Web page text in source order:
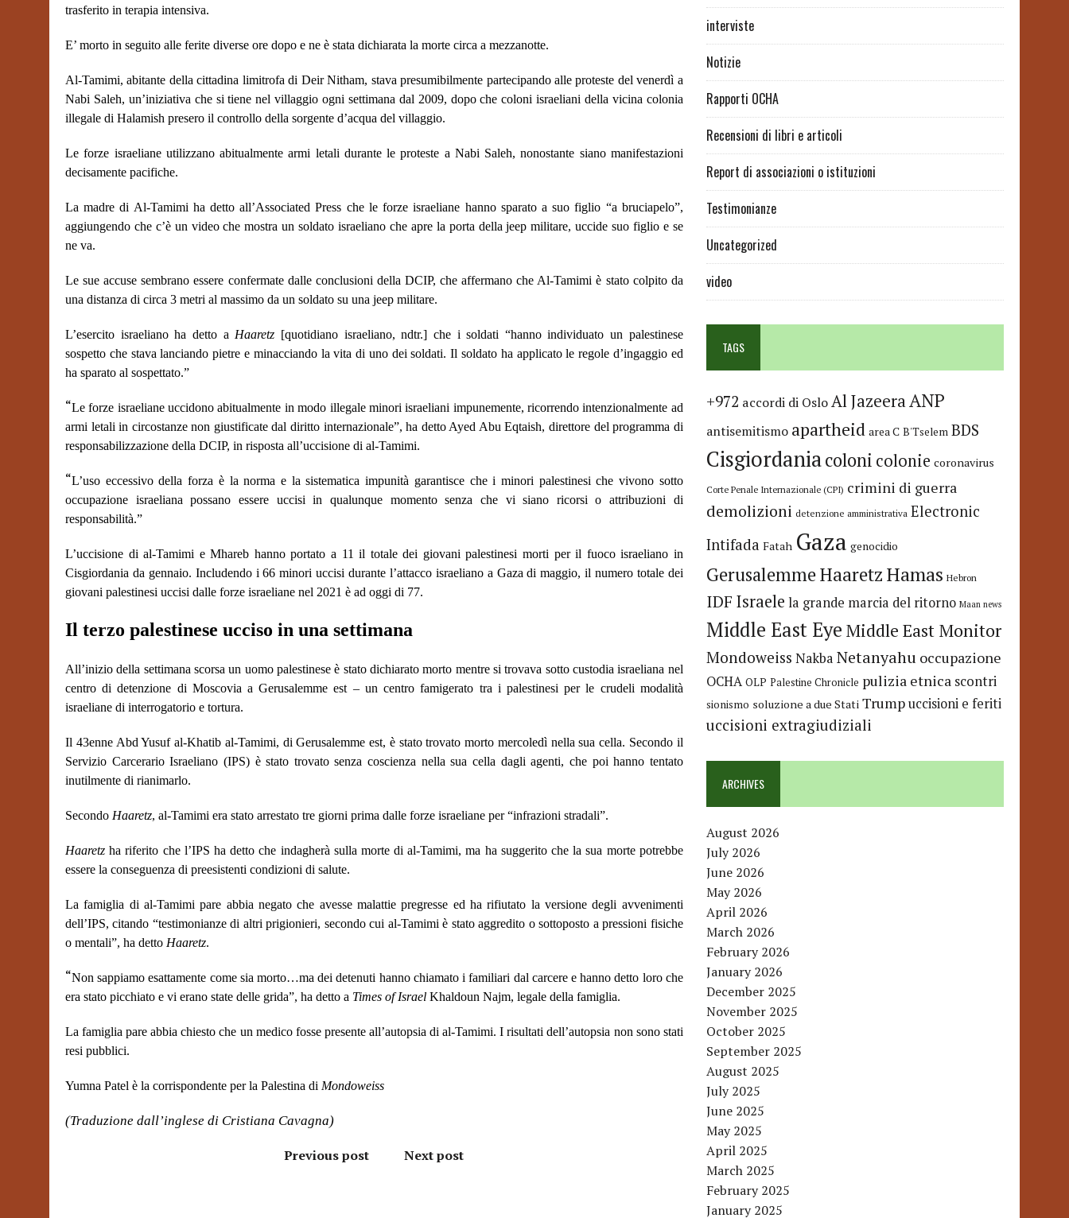
trasferito in terapia intensiva.
E’ morto in seguito alle ferite diverse ore dopo e ne è stata dichiarata la morte circa a mezzanotte.
Al-Tamimi, abitante della cittadina limitrofa di Deir Nitham, stava presumibilmente partecipando alle proteste del venerdì a
Nabi Saleh, un’iniziativa che si tiene nel villaggio ogni settimana dal 2009, dopo che coloni israeliani della vicina colonia
illegale di Halamish presero il controllo della sorgente d’acqua del villaggio.
Le forze israeliane utilizzano abitualmente armi letali durante le proteste a Nabi Saleh, nonostante siano manifestazioni
decisamente pacifiche.
La madre di Al-Tamimi ha detto all’Associated Press che le forze israeliane hanno sparato a suo figlio “a bruciapelo”,
aggiungendo che c’è un video che mostra un soldato israeliano che apre la porta della jeep militare, uccide suo figlio e se
ne va.
Le sue accuse sembrano essere confermate dalle conclusioni della DCIP, che affermano che Al-Tamimi è stato colpito da
una distanza di circa 3 metri al massimo da un soldato su una jeep militare.
L’esercito israeliano ha detto a Haaretz [quotidiano israeliano, ndtr.] che i soldati “hanno individuato un palestinese
sospetto che stava lanciando pietre e minacciando la vita di uno dei soldati. Il soldato ha applicato le regole d’ingaggio ed
ha sparato al sospettato.”
“Le forze israeliane uccidono abitualmente in modo illegale minori israeliani impunemente, ricorrendo intenzionalmente ad
armi letali in circostanze non giustificate dal diritto internazionale”, ha detto Ayed Abu Eqtaish, direttore del programma di
responsabilizzazione della DCIP, in risposta all’uccisione di al-Tamimi.
“L’uso eccessivo della forza è la norma e la sistematica impunità garantisce che i minori palestinesi che vivono sotto
occupazione israeliana possano essere uccisi in qualunque momento senza che vi siano ricorsi o attribuzioni di
responsabilità.”
L’uccisione di al-Tamimi e Mhareb hanno portato a 11 il totale dei giovani palestinesi morti per il fuoco israeliano in
Cisgiordania da gennaio. Includendo i 66 minori uccisi durante l’attacco israeliano a Gaza di maggio, il numero totale dei
giovani palestinesi uccisi dalle forze israeliane nel 2021 è ad oggi di 77.
Il terzo palestinese ucciso in una settimana
All’inizio della settimana scorsa un uomo palestinese è stato dichiarato morto mentre si trovava sotto custodia israeliana nel
centro di detenzione di Moscovia a Gerusalemme est – un centro famigerato tra i palestinesi per le crudeli modalità
israeliane di interrogatorio e tortura.
Il 43enne Abd Yusuf al-Khatib al-Tamimi, di Gerusalemme est, è stato trovato morto mercoledì nella sua cella. Secondo il
Servizio Carcerario Israeliano (IPS) è stato trovato senza coscienza nella sua cella dagli agenti, che poi hanno tentato
inutilmente di rianimarlo.
Secondo Haaretz, al-Tamimi era stato arrestato tre giorni prima dalle forze israeliane per “infrazioni stradali”.
Haaretz ha riferito che l’IPS ha detto che indagherà sulla morte di al-Tamimi, ma ha suggerito che la sua morte potrebbe
essere la conseguenza di preesistenti condizioni di salute.
La famiglia di al-Tamimi pare abbia negato che avesse malattie pregresse ed ha rifiutato la versione degli avvenimenti
dell’IPS, citando “testimonianze di altri prigionieri, secondo cui al-Tamimi è stato aggredito o sottoposto a pressioni fisiche
o mentali”, ha detto Haaretz.
“Non sappiamo esattamente come sia morto…ma dei detenuti hanno chiamato i familiari dal carcere e hanno detto loro che
era stato picchiato e vi erano state delle grida”, ha detto a Times of Israel Khaldoun Najm, legale della famiglia.
La famiglia pare abbia chiesto che un medico fosse presente all’autopsia di al-Tamimi. I risultati dell’autopsia non sono stati
resi pubblici.
Yumna Patel è la corrispondente per la Palestina di Mondoweiss
(Traduzione dall’inglese di Cristiana Cavagna)
Previous post Next post
interviste
Notizie
Rapporti OCHA
Recensioni di libri e articoli
Report di associazioni o istituzioni
Testimonianze
Uncategorized
video
TAGS
+972 accordi di OsloAl JazeeraANP
antisemitismo apartheid area C B'Tselem BDS
Cisgiordaniacoloni colonie coronavirus
Corte Penale Internazionale (CPI) crimini di guerra
demolizioni detenzione amministrativa Electronic
Intifada Fatah Gaza genocidio
GerusalemmeHaaretzHamas Hebron
IDF Israele la grande marcia del ritorno Maan news
Middle East Eye Middle East Monitor
Mondoweiss Nakba Netanyahu occupazione
OCHA OLP Palestine Chronicle pulizia etnica scontri
sionismo soluzione a due Stati Trumpuccisioni e feriti
uccisioni extragiudiziali
ARCHIVES
August 2026
July 2026
June 2026
May 2026
April 2026
March 2026
February 2026
January 2026
December 2025
November 2025
October 2025
September 2025
August 2025
July 2025
June 2025
May 2025
April 2025
March 2025
February 2025
January 2025